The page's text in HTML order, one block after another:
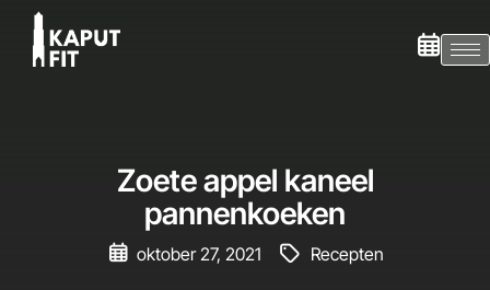
Zoete appel kaneel
pannenkoeken
oktober 27, 2021 Recepten